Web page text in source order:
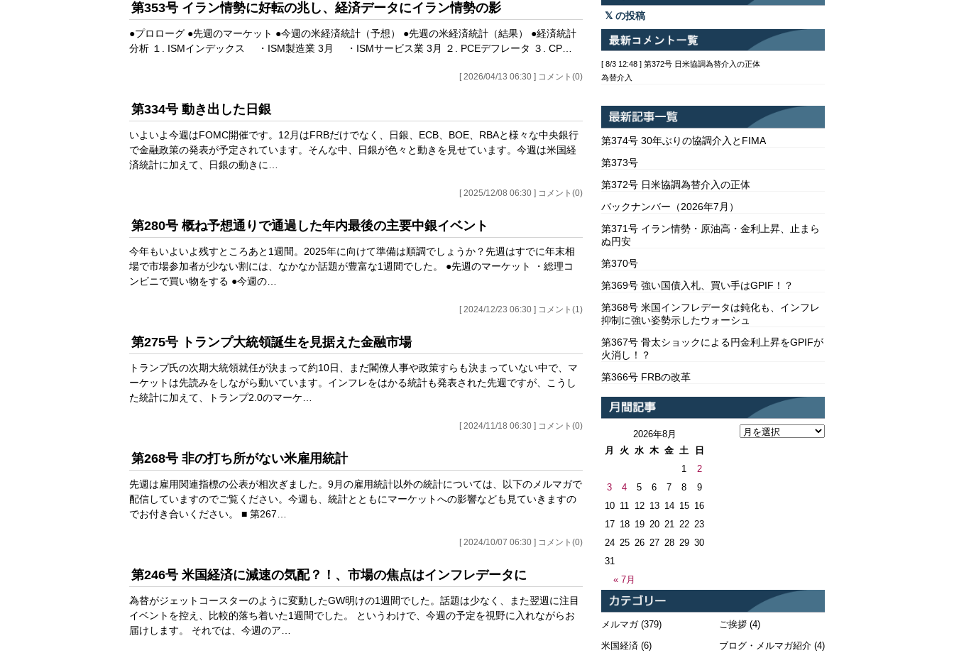
第353号 イラン情勢に好転の兆し、経済データにイラン情勢の影
●プロローグ ●先週のマーケット ●今週の米経済統計（予想） ●先週の米経済統計（結果） ●経済統計
分析 １. ISMインデックス ・ISM製造業 3月 ・ISMサービス業 3月 ２. PCEデフレータ ３. CP…
[ 2026/04/13 06:30 ] コメント(0)
第334号 動き出した日銀
いよいよ今週はFOMC開催です。12月はFRBだけでなく、日銀、ECB、BOE、RBAと様々な中央銀行
で金融政策の発表が予定されています。そんな中、日銀が色々と動きを見せています。今週は米国経
済統計に加えて、日銀の動きに…
[ 2025/12/08 06:30 ] コメント(0)
第280号 概ね予想通りで通過した年内最後の主要中銀イベント
今年もいよいよ残すところあと1週間。2025年に向けて準備は順調でしょうか？先週はすでに年末相
場で市場参加者が少ない割には、なかなか話題が豊富な1週間でした。 ●先週のマーケット ・総理コ
ンビニで買い物をする ●今週の…
[ 2024/12/23 06:30 ] コメント(1)
第275号 トランプ大統領誕生を見据えた金融市場
トランプ氏の次期大統領就任が決まって約10日、まだ閣僚人事や政策すらも決まっていない中で、マ
ーケットは先読みをしながら動いています。インフレをはかる統計も発表された先週ですが、こうし
た統計に加えて、トランプ2.0のマーケ…
[ 2024/11/18 06:30 ] コメント(0)
第268号 非の打ち所がない米雇用統計
先週は雇用関連指標の公表が相次ぎました。9月の雇用統計以外の統計については、以下のメルマガで
配信していますのでご覧ください。今週も、統計とともにマーケットへの影響なども見ていきますの
でお付き合いください。 ■ 第267…
[ 2024/10/07 06:30 ] コメント(0)
第246号 米国経済に減速の気配？！、市場の焦点はインフレデータに
為替がジェットコースターのように変動したGW明けの1週間でした。話題は少なく、また翌週に注目
イベントを控え、比較的落ち着いた1週間でした。 というわけで、今週の予定を視野に入れながらお
届けします。 それでは、今週のア…
の投稿
[ 8/3 12:48 ] 第372号 日米協調為替介入の正体
為替介入
第374号 30年ぶりの協調介入とFIMA
第373号
第372号 日米協調為替介入の正体
バックナンバー（2026年7月）
第371号 イラン情勢・原油高・金利上昇、止まら
ぬ円安
第370号
第369号 強い国債入札、買い手はGPIF！？
第368号 米国インフレデータは鈍化も、インフレ
抑制に強い姿勢示したウォーシュ
第367号 骨太ショックによる円金利上昇をGPIFが
火消し！？
第366号 FRBの改革
2026年8月
月
火 水 木 金 土 日
« 7月
1
2
3
4 5 6 7 8
9
10 11 12 13 14 15 16
17 18 19 20 21 22 23
24 25 26 27 28 29 30
31
メルマガ(379)
米国経済 (6)
ご挨拶(4)
ブログ・メルマガ紹介(4)